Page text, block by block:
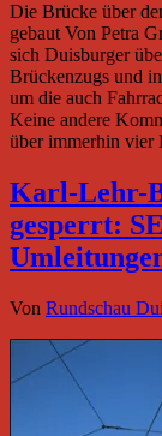
Die Brücke über
gebaut Von Petra
sich Duisburger
Brückenzugs und
um die auch
Keine andere
über immerhin
Karl-Lehr-
gesperrt:
Von Rundschau